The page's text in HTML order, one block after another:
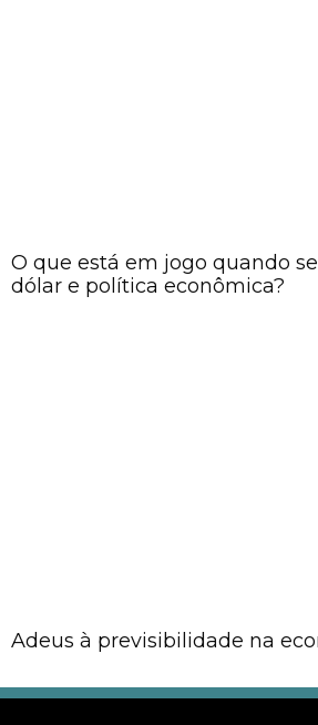
O que está em jogo quando
dólar e política econômica?
Adeus à previsibilidade na